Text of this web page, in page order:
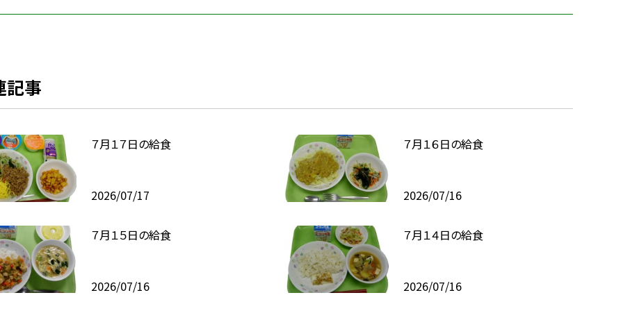
記事
７月１７日の給食
2026/07/17
７月１６日の給食
2026/07/16
７月１５日の給食
2026/07/16
７月１４日の給食
2026/07/16